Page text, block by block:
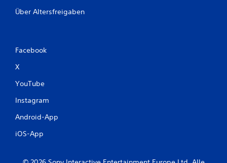
Über Altersfreigaben
Facebook
X
YouTube
Instagram
Android-App
iOS-App